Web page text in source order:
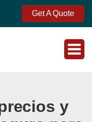
Get A Quote
y